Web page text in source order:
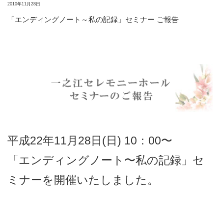
2010年11月28日
「エンディングノート～私の記録」セミナー ご報告
平成22年11月28日(日) 10：00〜
「エンディングノート〜私の記録」セ
ミナーを開催いたしました。